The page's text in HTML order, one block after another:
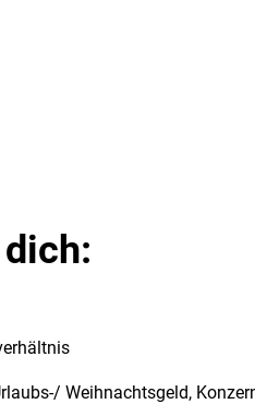
Weihnachtsgeld,